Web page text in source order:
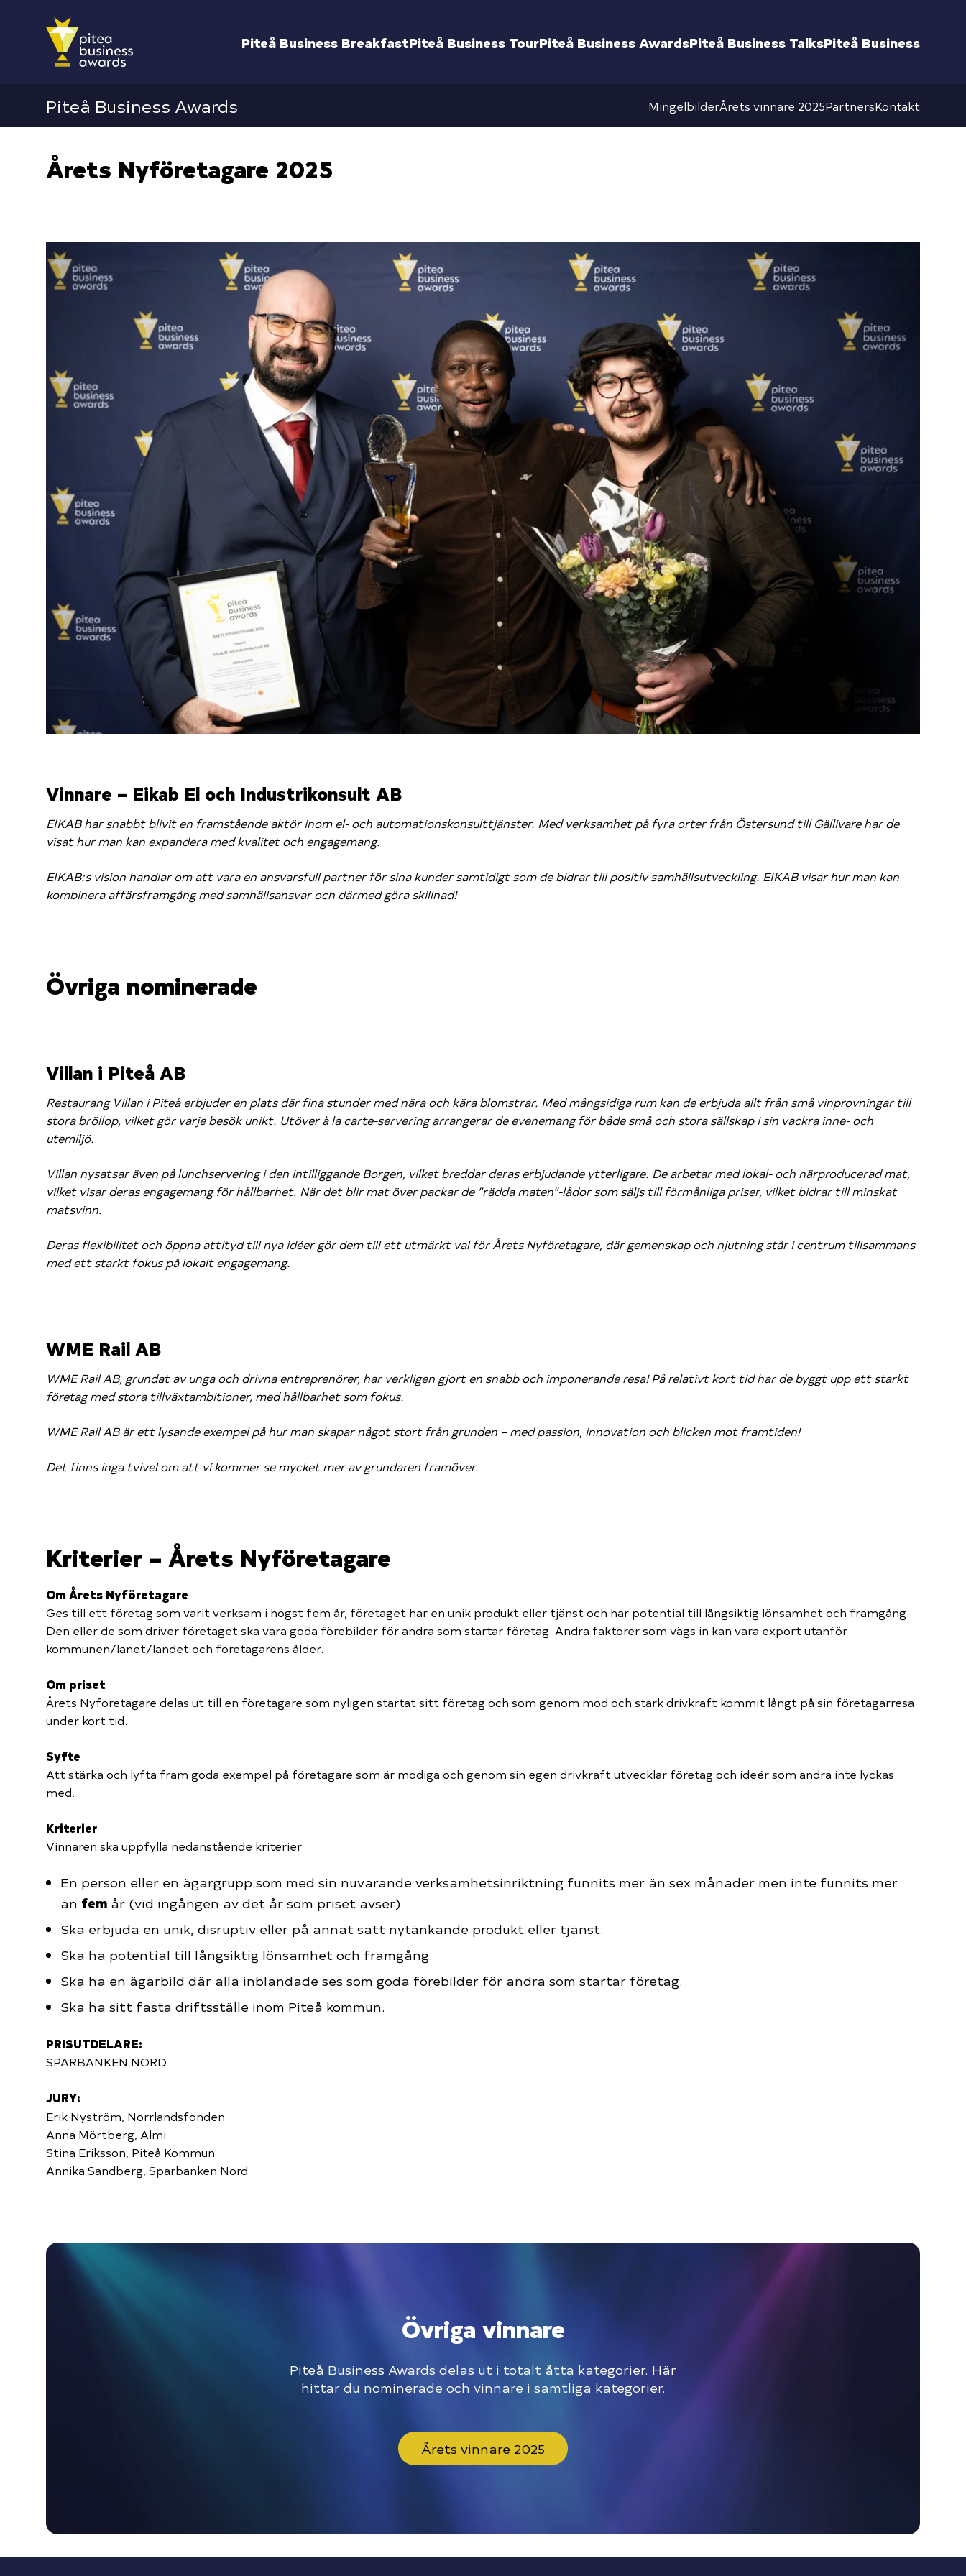
Piteå Business BreakfastPiteå Business TourPiteå Business AwardsPiteå Business TalksPiteå Business
Piteå Business Awards MingelbilderÅrets vinnare 2025PartnersKontakt
Årets Nyföretagare 2025
Vinnare – Eikab El och Industrikonsult AB
EIKAB har snabbt blivit en framstående aktör inom el- och automationskonsulttjänster. Med verksamhet på fyra orter från Östersund till Gällivare har de
visat hur man kan expandera med kvalitet och engagemang.
EIKAB:s vision handlar om att vara en ansvarsfull partner för sina kunder samtidigt som de bidrar till positiv samhällsutveckling. EIKAB visar hur man kan
kombinera affärsframgång med samhällsansvar och därmed göra skillnad!
Övriga nominerade
Villan i Piteå AB
Restaurang Villan i Piteå erbjuder en plats där fina stunder med nära och kära blomstrar. Med mångsidiga rum kan de erbjuda allt från små vinprovningar till
stora bröllop, vilket gör varje besök unikt. Utöver à la carte-servering arrangerar de evenemang för både små och stora sällskap i sin vackra inne- och
utemiljö.
Villan nysatsar även på lunchservering i den intilliggande Borgen, vilket breddar deras erbjudande ytterligare. De arbetar med lokal- och närproducerad mat,
vilket visar deras engagemang för hållbarhet. När det blir mat över packar de ”rädda maten”-lådor som säljs till förmånliga priser, vilket bidrar till minskat
matsvinn.
Deras flexibilitet och öppna attityd till nya idéer gör dem till ett utmärkt val för Årets Nyföretagare, där gemenskap och njutning står i centrum tillsammans
med ett starkt fokus på lokalt engagemang.
WME Rail AB
WME Rail AB, grundat av unga och drivna entreprenörer, har verkligen gjort en snabb och imponerande resa! På relativt kort tid har de byggt upp ett starkt
företag med stora tillväxtambitioner, med hållbarhet som fokus.
WME Rail AB är ett lysande exempel på hur man skapar något stort från grunden – med passion, innovation och blicken mot framtiden!
Det finns inga tvivel om att vi kommer se mycket mer av grundaren framöver.
Kriterier – Årets Nyföretagare
Om Årets Nyföretagare
Ges till ett företag som varit verksam i högst fem år, företaget har en unik produkt eller tjänst och har potential till långsiktig lönsamhet och framgång.
Den eller de som driver företaget ska vara goda förebilder för andra som startar företag. Andra faktorer som vägs in kan vara export utanför
kommunen/länet/landet och företagarens ålder.
Om priset
Årets Nyföretagare delas ut till en företagare som nyligen startat sitt företag och som genom mod och stark drivkraft kommit långt på sin företagarresa
under kort tid.
Syfte
Att stärka och lyfta fram goda exempel på företagare som är modiga och genom sin egen drivkraft utvecklar företag och ideér som andra inte lyckas
med.
Kriterier
Vinnaren ska uppfylla nedanstående kriterier
En person eller en ägargrupp som med sin nuvarande verksamhetsinriktning funnits mer än sex månader men inte funnits mer
än fem år (vid ingången av det år som priset avser)
Ska erbjuda en unik, disruptiv eller på annat sätt nytänkande produkt eller tjänst.
Ska ha potential till långsiktig lönsamhet och framgång.
Ska ha en ägarbild där alla inblandade ses som goda förebilder för andra som startar företag.
Ska ha sitt fasta driftsställe inom Piteå kommun.
PRISUTDELARE:
SPARBANKEN NORD
JURY:
Erik Nyström, Norrlandsfonden
Anna Mörtberg, Almi
Stina Eriksson, Piteå Kommun
Annika Sandberg, Sparbanken Nord
Övriga vinnare
Piteå Business Awards delas ut i totalt åtta kategorier. Här
hittar du nominerade och vinnare i samtliga kategorier.
Årets vinnare 2025